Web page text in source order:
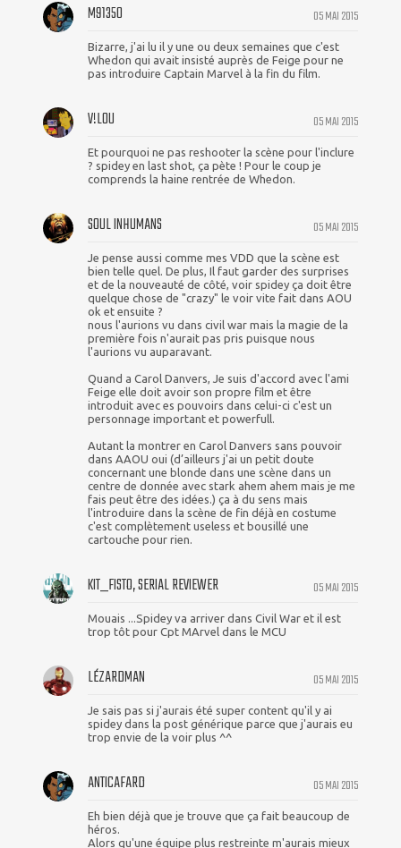
05 MAI 2015
M91350
Bizarre, j'ai lu il y une ou deux semaines que c'est
Whedon qui avait insisté auprès de Feige pour ne
pas introduire Captain Marvel à la fin du film.
05 MAI 2015
V!L0U
Et pourquoi ne pas reshooter la scène pour l'inclure
? spidey en last shot, ça pète ! Pour le coup je
comprends la haine rentrée de Whedon.
05 MAI 2015
SOUL INHUMANS
Je pense aussi comme mes VDD que la scène est
bien telle quel. De plus, Il faut garder des surprises
et de la nouveauté de côté, voir spidey ça doit être
quelque chose de "crazy" le voir vite fait dans AOU
ok et ensuite ?
nous l'aurions vu dans civil war mais la magie de la
première fois n'aurait pas pris puisque nous
l'aurions vu auparavant.
Quand a Carol Danvers, Je suis d'accord avec l'ami
Feige elle doit avoir son propre film et être
introduit avec es pouvoirs dans celui-ci c'est un
personnage important et powerfull.
Autant la montrer en Carol Danvers sans pouvoir
dans AAOU oui (d’ailleurs j'ai un petit doute
concernant une blonde dans une scène dans un
centre de donnée avec stark ahem ahem mais je me
fais peut être des idées.) ça à du sens mais
l'introduire dans la scène de fin déjà en costume
c'est complètement useless et bousillé une
cartouche pour rien.
05 MAI 2015
KIT_FISTO, SERIAL REVIEWER
Mouais ...Spidey va arriver dans Civil War et il est
trop tôt pour Cpt MArvel dans le MCU
05 MAI 2015
LÉZARDMAN
Je sais pas si j'aurais été super content qu'il y ai
spidey dans la post générique parce que j'aurais eu
trop envie de la voir plus ^^
05 MAI 2015
ANTICAFARD
Eh bien déjà que je trouve que ça fait beaucoup de
héros.
Alors qu'une équipe plus restreinte m'aurais mieux